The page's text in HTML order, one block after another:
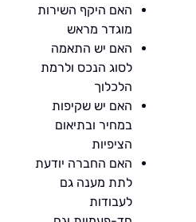
האם היקף השירות
מוגדר מראש
האם יש התאמה
לסוג הנכס ולרמת
האם יש שקיפות
במחיר ובתיאום
האם החברה יודעת
לתת מענה גם